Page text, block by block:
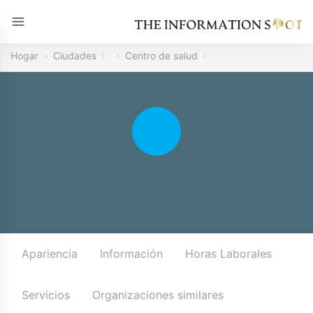
Hogar Ciudades Centro de salud
Apariencia Información Horas Laborales
Servicios Organizaciones similares